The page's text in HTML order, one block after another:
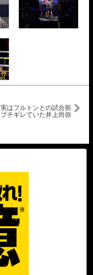
実はフルトンとの試合前
ブチギレていた井上尚弥